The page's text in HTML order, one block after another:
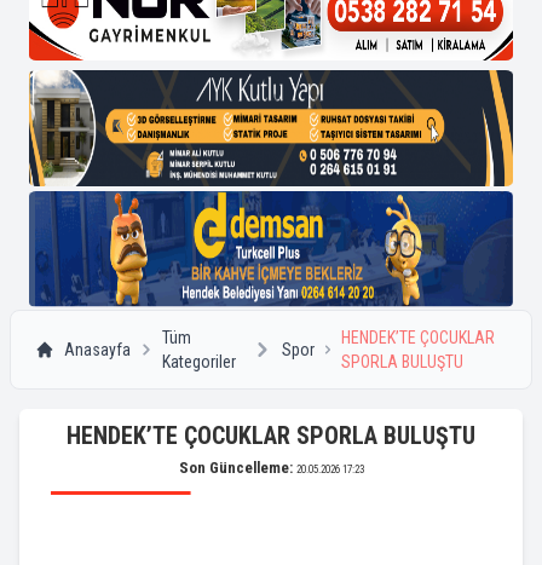
Anasayfa
Tüm
Kategoriler
Spor
HENDEK’TE ÇOCUKLAR
SPORLA BULUŞTU
HENDEK’TE ÇOCUKLAR SPORLA BULUŞTU
Son Güncelleme: 20.05.2026 17:23